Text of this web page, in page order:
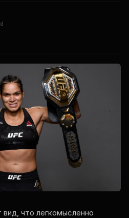
что легкомысленно